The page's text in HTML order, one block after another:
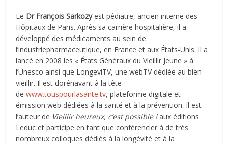
Le Dr François Sarkozyest pédiatre, ancien interne des
Hôpitaux de Paris. Après sa carrière hospitalière, il a
développé des médicaments au sein de
l’industriepharmaceutique, en France et aux États-Unis. Il a
lancé en 2008 les « États Généraux du Vieillir Jeune » à
l’Unesco ainsi que LongeviTV, une webTV dédiée au bien
vieillir. Il est dorénavant à la tête
dewww.touspourlasante.tv, plateforme digitale et
émission web dédiées à la santé et à la prévention. Il est
l’auteur de Vieillir heureux, c’est possible !aux éditions
Leduc et participe en tant que conférencier à de très
nombreux colloques dédiés à la longévité et à la